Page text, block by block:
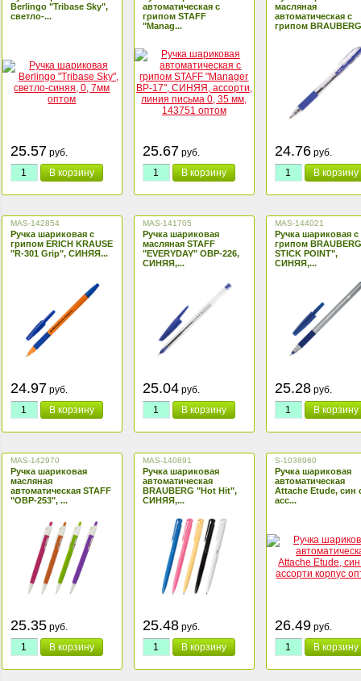
Berlingo "Tribase Sky",
светло-...
25.57 руб.
В корзину
автоматическая с
грипом STAFF
"Manag...
25.67 руб.
В корзину
масляная
автоматическая с
грипом
24.76 руб.
В корзину
MAS-142854
Ручка шариковая с
грипом ERICH KRAUSE
"R-301 Grip", СИНЯЯ...
24.97 руб.
В корзину
MAS-141705
Ручка шариковая
масляная STAFF
"EVERYDAY" OBP-226,
СИНЯЯ,...
25.04 руб.
В корзину
MAS-144021
Ручка шариковая с
грипом
STICK POINT",
СИНЯЯ,...
25.28 руб.
В корзину
MAS-142970
Ручка шариковая
масляная
автоматическая STAFF
"OBP-253", ...
25.35 руб.
В корзину
MAS-140891
Ручка шариковая
автоматическая
BRAUBERG "Hot Hit",
СИНЯЯ,...
25.48 руб.
В корзину
S-1038960
Ручка шариковая
автоматическая
Attache Etude, син
асс...
26.49 руб.
В корзину